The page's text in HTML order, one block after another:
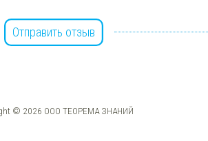
Отправить отзыв
© 2026 ООО ТЕОРЕМА ЗНАНИЙ